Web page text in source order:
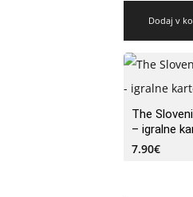
Dodaj v
The
– igralne
7.90€